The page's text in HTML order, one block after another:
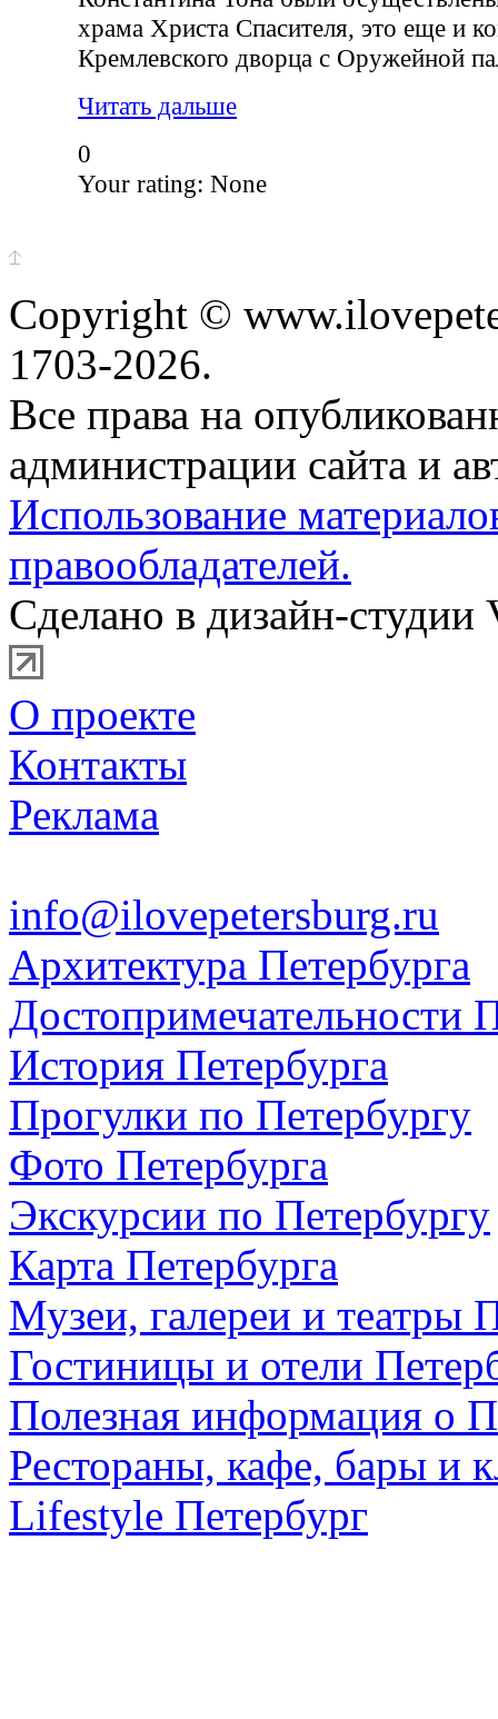
храма Христа Спасителя, это еще и
Кремлевского дворца с Оружейной
Читать дальше
0
Your rating: None
Copyright ©
1703-2026.
Все права на
администрации сайта и
Использование
правообладателей.
Сделано в дизайн-студии
О проекте
Контакты
Реклама
info@ilovepetersburg.ru
Архитектура Петербурга
Достопримечательности
История Петербурга
Прогулки по Петербургу
Фото Петербурга
Экскурсии по Петербургу
Карта Петербурга
Музеи, галереи и театры
Гостиницы и отели
Полезная информация о
Рестораны, кафе, бары и
Lifestyle Петербург